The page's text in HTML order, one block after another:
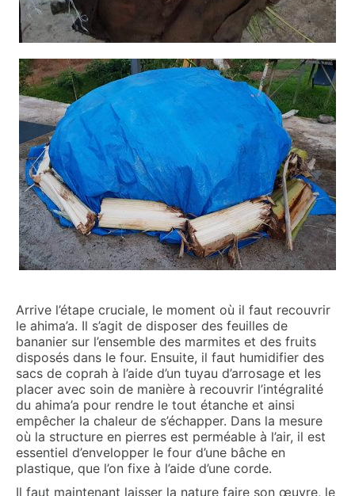
Arrive l’étape cruciale, le moment où il faut recouvrir
le ahima’a. Il s’agit de disposer des feuilles de
bananier sur l’ensemble des marmites et des fruits
disposés dans le four. Ensuite, il faut humidifier des
sacs de coprah à l’aide d’un tuyau d’arrosage et les
placer avec soin de manière à recouvrir l’intégralité
du ahima’a pour rendre le tout étanche et ainsi
empêcher la chaleur de s’échapper. Dans la mesure
où la structure en pierres est perméable à l’air, il est
essentiel d’envelopper le four d’une bâche en
plastique, que l’on fixe à l’aide d’une corde.
Il faut maintenant laisser la nature faire son œuvre, le